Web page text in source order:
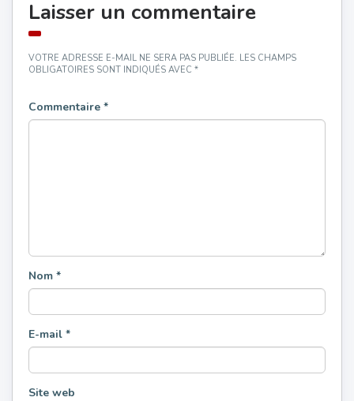
Laisser un commentaire
VOTRE ADRESSE E-MAIL NE SERA PAS PUBLIÉE. LES CHAMPS
OBLIGATOIRES SONT INDIQUÉS AVEC *
Commentaire *
Nom *
E-mail *
Site web